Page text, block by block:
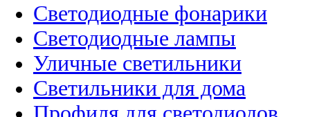
Светодиодные фонарики
Светодиодные лампы
Уличные светильники
Светильники для дома